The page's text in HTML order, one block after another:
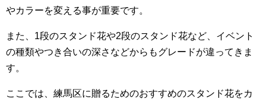
やカラーを変える事が重要です。
また、1段のスタンド花や2段のスタンド花など、イベント
の種類やつき合いの深さなどからもグレードが違ってきま
す。
ここでは、練馬区に贈るためのおすすめのスタンド花をカ